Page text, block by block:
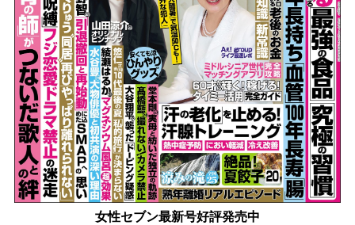
女性セブン最新号好評発売中